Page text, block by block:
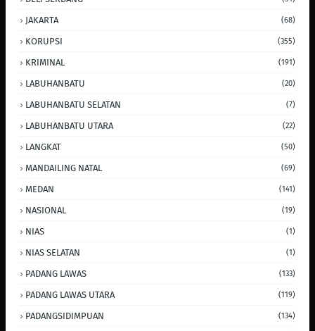
JAKARTA (68)
KORUPSI (355)
KRIMINAL (191)
LABUHANBATU (20)
LABUHANBATU SELATAN (7)
LABUHANBATU UTARA (22)
LANGKAT (50)
MANDAILING NATAL (69)
MEDAN (141)
NASIONAL (19)
NIAS (1)
NIAS SELATAN (1)
PADANG LAWAS (133)
PADANG LAWAS UTARA (119)
PADANGSIDIMPUAN (134)